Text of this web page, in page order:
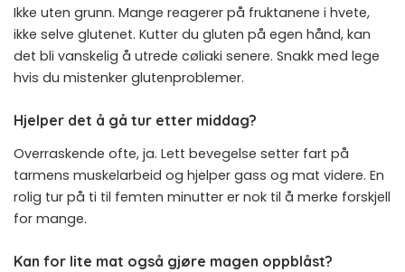
Ikke uten grunn. Mange reagerer på fruktanene i hvete,
ikke selve glutenet. Kutter du gluten på egen hånd, kan
det bli vanskelig å utrede cøliaki senere. Snakk med lege
hvis du mistenker glutenproblemer.
Hjelper det å gå tur etter middag?
Overraskende ofte, ja. Lett bevegelse setter fart på
tarmens muskelarbeid og hjelper gass og mat videre. En
rolig tur på ti til femten minutter er nok til å merke forskjell
for mange.
Kan for lite mat også gjøre magen oppblåst?